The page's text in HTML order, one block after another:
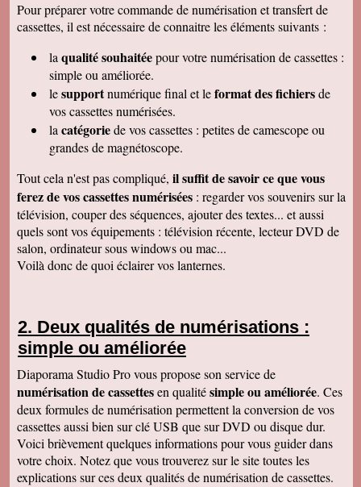
Nadine H
Bonjour, on a bien reçu le colis on vous
remercie beaucoup bonne journée
Christian R
Encore une belle expérience, comme la
première fois nous sommes ravis. Merci de
pouvoir nous faire revivre le passé Travail
raffiné, effectué consciencieusement , avec en
plus des délais et prix tout à fait corrects
À recommander sans hésitation
Les Alesiens
Bonjour, super ! Suite au super résultat de la
première cassette, mes grands-parents ont
décidé de toutes les faire pour pouvoir voir a
nouveau ces souvenirs sur la télé :)
Cordialement
Cécile M
Bonjour. Je viens de recevoir le colis et je suis
en train de regarder les films sur mon ordinateur.
Amandine L
Bonjour nous avons bien reçus les cassettes et
les vidéos sont supers ! Merci beaucoup
Cordialement,
Jean-Marie B
Colis bien reçu ça marche en direct sur la TV.
Merci beaucoup. Des amis vont vous contacter
de ma part. Bonne continuation
Alain L
Le service aux clients est un art Mme Masse
est une artiste qui aime son métier et se soucie
Pour préparer votre commande de numérisation et transfert de
cassettes, il est nécessaire de connaitre les éléments suivants :
la qualité souhaitéepour votre numérisation de cassettes :
simple ou améliorée.
lesupportnumérique final et leformat des fichiersde
vos cassettes numérisées.
la catégoriede vos cassettes : petites de camescope ou
grandes de magnétoscope.
Tout cela n'est pas compliqué, il suffit de savoir ce que vous
ferez de vos cassettes numérisées : regarder vos souvenirs sur la
télévision, couper des séquences, ajouter des textes... et aussi
quels sont vos équipements : télévision récente, lecteur DVD de
salon, ordinateur sous windows ou mac...
Voilà donc de quoi éclairer vos lanternes.
Deux qualités de numérisations :
simple ou améliorée
Diaporama Studio Pro vous propose son service de
numérisation de cassettesen qualitésimple ou améliorée. Ces
deux formules de numérisation permettent la conversion de vos
cassettes aussi bien sur clé USB que sur DVD ou disque dur.
Voici brièvement quelques informations pour vous guider dans
votre choix. Notez que vous trouverez sur le site toutes les
explications sur ces deux qualités de numérisation de cassettes.